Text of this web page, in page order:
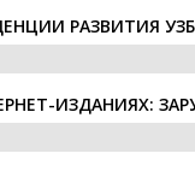
РАЗВИТИЯ
ИЗДАНИЯХ: